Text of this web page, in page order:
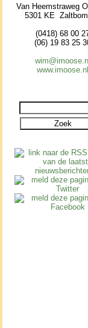
Van Heemstraweg
5301 KE
(0418) 68 00
(06) 19 83 25
wim@imoose.nl
www.imoose.nl